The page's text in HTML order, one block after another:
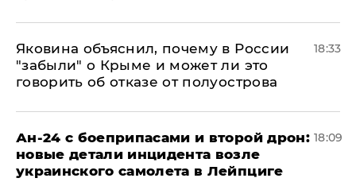
Яковина объяснил, почему в России
"забыли" о Крыме и может ли это
говорить об отказе от полуострова
18:33
Ан-24 с боеприпасами и второй дрон:
новые детали инцидента возле
украинского самолета в Лейпциге
18:09